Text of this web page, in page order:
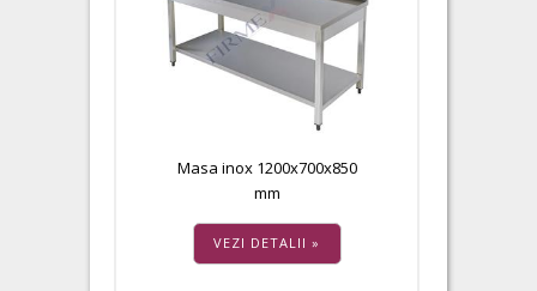
Masa inox 1200x700x850
mm
VEZI DETALII »